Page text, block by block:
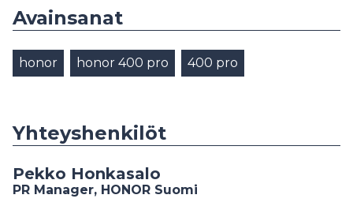
Avainsanat
honor honor 400 pro 400 pro
Yhteyshenkilöt
Pekko Honkasalo
PR Manager, HONOR Suomi